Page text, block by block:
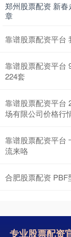
郑州股票配资 新春
章
靠谱股票配资平台
靠谱股票配资平台
224套
靠谱股票配资平台
场有限公司价格行
靠谱股票配资平台
流来咯
合肥股票配资
专业股票配资